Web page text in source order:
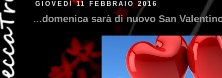
GIOVEDÌ 11 FEBBRAIO 2016
...domenica sarà di nuovo San